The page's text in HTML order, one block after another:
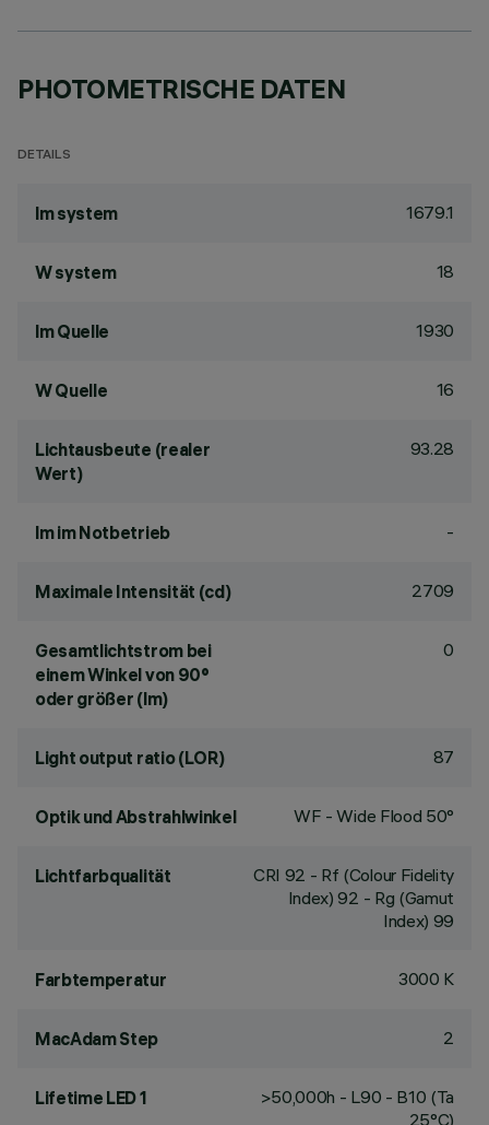
PHOTOMETRISCHE DATEN
DETAILS
lm system 1679.1
W system 18
lm Quelle 1930
W Quelle 16
Lichtausbeute (realer
Wert)
93.28
lm im Notbetrieb -
Maximale Intensität (cd) 2709
Gesamtlichtstrom bei
einem Winkel von 90°
oder größer (lm)
0
Light output ratio (LOR) 87
Optik und Abstrahlwinkel WF - Wide Flood 50°
Lichtfarbqualität CRI 92 - Rf (Colour Fidelity
Index) 92 - Rg (Gamut
Index) 99
Farbtemperatur 3000 K
MacAdam Step 2
Lifetime LED 1
>50,000h - L90 - B10 (Ta
25°C)